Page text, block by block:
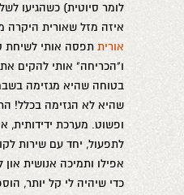
לומר סיוטית) כשהגיעו
איזה מזל שאורית היקרה
אורית תפסה אותי לשיחת
בטוחה שהיא מגזימה
שהיא לא הגזימה בכלל!
ופשוט. מערכת ידידותית,
לתפעול, יחד עם שירות
אפילו ותמיכה אנושית
כדי שיהיה לי קל יותר,